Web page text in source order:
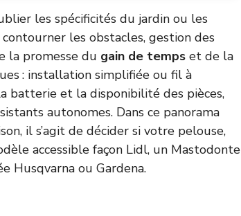
les spécificités du jardin ou les
les obstacles, gestion des
la promesse du gain de temps et de la
: installation simplifiée ou fil à
batterie et la disponibilité des pièces,
autonomes. Dans ce panorama
il s’agit de décider si votre pelouse,
accessible façon Lidl, un Mastodonte
Husqvarna ou Gardena.